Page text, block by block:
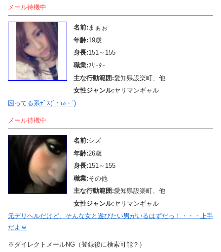
メール待機中
名前: まぁぉ
年齢:19歳
身長:151～155
職業:ﾌﾘｰﾀｰ
主な行動範囲:愛知県設楽町、他
女性ジャンル:ヤリマンギャル
困ってる系ﾃﾞｽ(´・ω・`)
メール待機中
名前:シズ
年齢:26歳
身長:151～155
職業:その他
主な行動範囲:愛知県設楽町、他
女性ジャンル:ヤリマンギャル
元デリヘルだけど、そんな女と遊びたい男がいるはずだっ！・・・上手
だよｗ
※ダイレクトメールNG（登録後に検索可能？）